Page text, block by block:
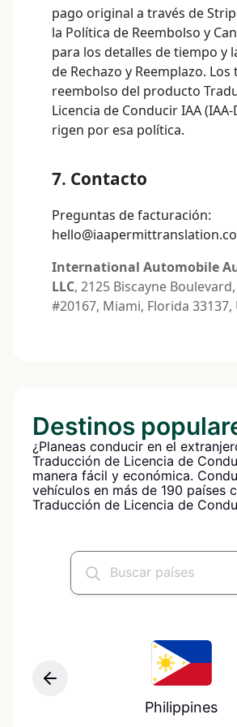
pago original a través de
la Política de Reembolso y
para los detalles de tiempo y
de Rechazo y Reemplazo.
reembolso del producto
Licencia de Conducir IAA (IAA-
rigen por esa política.
7. Contacto
Preguntas de facturación:
International Automobile
LLC, 2125 Biscayne
#20167, Miami, Florida 33137,
Destinos
¿Planeas conducir en el
Traducción de Licencia de
manera fácil y económica.
vehículos en más de 190 países
Traducción de Licencia de
Philippines